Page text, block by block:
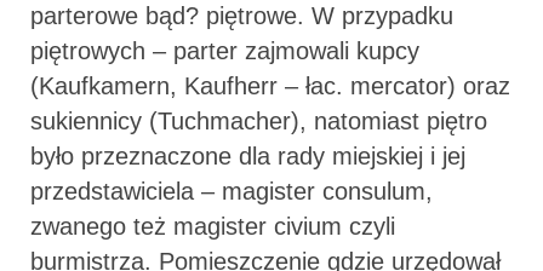
parterowe bąd? piętrowe. W przypadku
piętrowych – parter zajmowali kupcy
(Kaufkamern, Kaufherr – łac. mercator) oraz
sukiennicy (Tuchmacher), natomiast piętro
było przeznaczone dla rady miejskiej i jej
przedstawiciela – magister consulum,
zwanego też magister civium czyli
burmistrza. Pomieszczenie gdzie urzędował